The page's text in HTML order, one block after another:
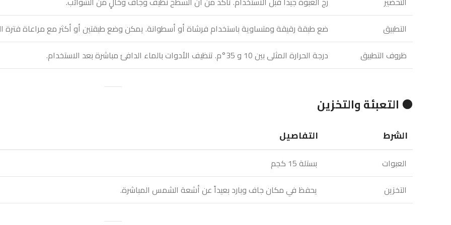
التطبيق
ضع طبقة رقيقة ومتساوية باستخدام فرشاة أو أسطوانة. يمكن وضع طبقتين أو أكثر مع مراعاة فترة
ظروف التطبيق
درجة الحرارة المثلى بين 10 و 35°م. تنظيف الأدوات بالماء الدافئ مباشرة بعد الاستخدام.
🟠 التعبئة والتخزين
الشرط التفاصيل
العبوات
بستلة 15 كجم
التخزين
يحفظ في مكان جاف وبارد بعيداً عن أشعة الشمس المباشرة.